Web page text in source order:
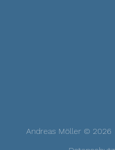
Andreas Möller © 2026